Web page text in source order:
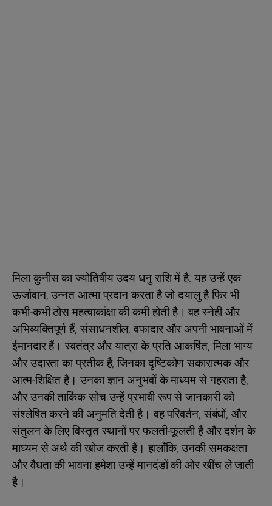
मिला कुनीस का ज्योतिषीय उदय धनु राशि में है: यह उन्हें एक
ऊर्जावान, उन्नत आत्मा प्रदान करता है जो दयालु है फिर भी
कभी-कभी ठोस महत्वाकांक्षा की कमी होती है। वह स्नेही और
अभिव्यक्तिपूर्ण हैं, संसाधनशील, वफादार और अपनी भावनाओं में
ईमानदार हैं। स्वतंत्र और यात्रा के प्रति आकर्षित, मिला भाग्य
और उदारता का प्रतीक हैं, जिनका दृष्टिकोण सकारात्मक और
आत्म-शिक्षित है। उनका ज्ञान अनुभवों के माध्यम से गहराता है,
और उनकी तार्किक सोच उन्हें प्रभावी रूप से जानकारी को
संश्लेषित करने की अनुमति देती है। वह परिवर्तन, संबंधों, और
संतुलन के लिए विस्तृत स्थानों पर फलती-फूलती हैं और दर्शन के
माध्यम से अर्थ की खोज करती हैं। हालाँकि, उनकी समकक्षता
और वैधता की भावना हमेशा उन्हें मानदंडों की ओर खींच ले जाती
है।